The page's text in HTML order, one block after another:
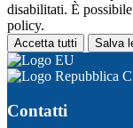
disabilitati. È
policy.
Accetta tutti Salva
Contatti